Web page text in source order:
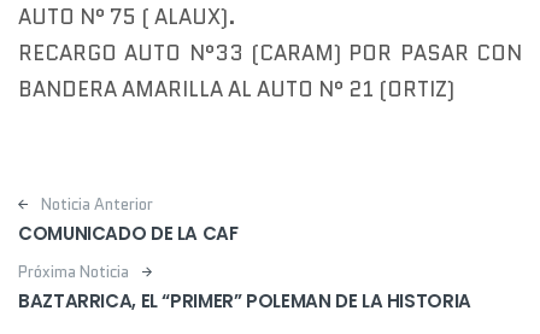
AUTO N° 75 ( ALAUX).
RECARGO AUTO N°33 (CARAM) POR PASAR CON
BANDERA AMARILLA AL AUTO N° 21 (ORTIZ)
Post navigation
Noticia Anterior
COMUNICADO DE LA CAF
Próxima Noticia
BAZTARRICA, EL “PRIMER” POLEMAN DE LA HISTORIA